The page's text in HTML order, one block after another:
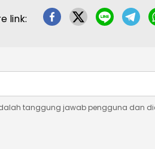
link:
tanggung jawab pengguna dan